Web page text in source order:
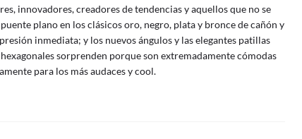
innovadores, creadores de tendencias y aquellos que no se
plano en los clásicos oro, negro, plata y bronce de cañón y
inmediata; y los nuevos ángulos y las elegantes patillas
sorprenden porque son extremadamente cómodas
para los más audaces y cool.